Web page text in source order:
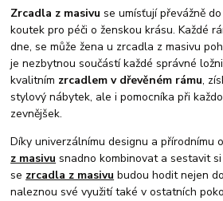
Zrcadla z masivu se umísťují převážně
koutek pro péči o ženskou krásu. Každé
dne, se může žena u zrcadla z masivu
je nezbytnou součástí každé správné
kvalitním zrcadlem v dřevěném rámu,
stylový nábytek, ale i pomocníka při
zevnějšek.
Díky univerzálnímu designu a přírodnímu
z masivu snadno kombinovat a sestavit
se zrcadla z masivu budou hodit nejen
naleznou své využití také v ostatních